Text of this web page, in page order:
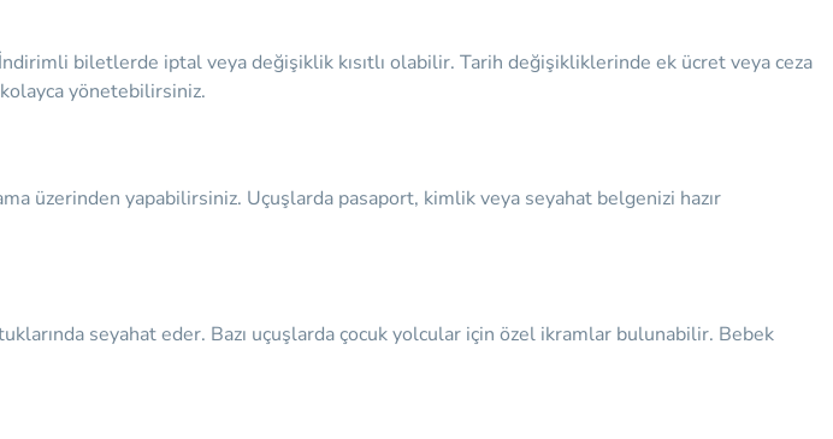
biletlerde iptal veya değişiklik kısıtlı olabilir. Tarih değişikliklerinde ek ücret veya ceza
yönetebilirsiniz.
üzerinden yapabilirsiniz. Uçuşlarda pasaport, kimlik veya seyahat belgenizi hazır
seyahat eder. Bazı uçuşlarda çocuk yolcular için özel ikramlar bulunabilir. Bebek